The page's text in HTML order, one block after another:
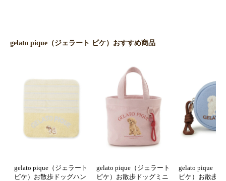
gelato pique（ジェラート ピケ）おすすめ商品
gelato pique（ジェラート
ピケ）お散歩ドッグハン
gelato pique（ジェラート
ピケ）お散歩ドッグミニ
gelato pique（
ピケ）お散歩